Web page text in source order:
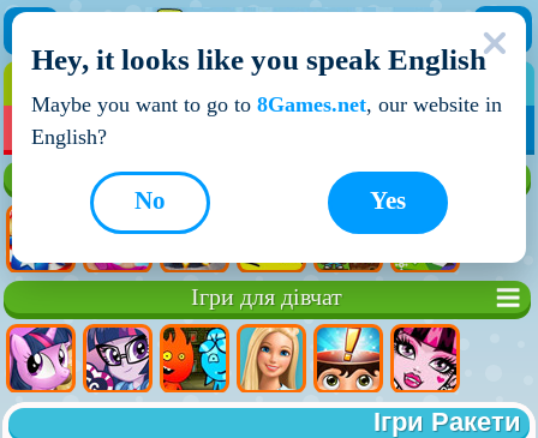
НОВІ ІГРИ
Ігри для дівчат
Ігри Ракети
Hey, it looks like you speak English
Maybe you want to go to 8Games.net, our website in
English?
Yes
No